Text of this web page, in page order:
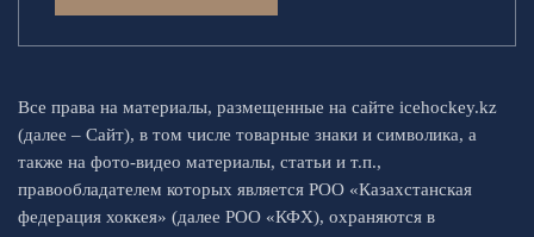
Все права на материалы, размещенные на сайте icehockey.kz
(далее – Сайт), в том числе товарные знаки и символика, а
также на фото-видео материалы, статьи и т.п.,
правообладателем которых является РОО «Казахстанская
федерация хоккея» (далее РОО «КФХ), охраняются в